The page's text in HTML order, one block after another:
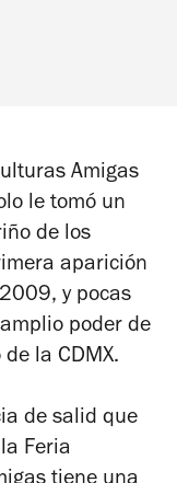
Amigas
le tomó un
de los
aparición
y pocas
poder de
la CDMX.
de salid que
Feria